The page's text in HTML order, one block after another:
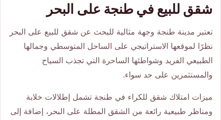
شقق للبيع في طنجة على البحر
تعتبر مدينة طنجة وجهة مثالية للبحث عن شقق للبيع على البحر
نظرًا لموقعها الاستراتيجي على الساحل المتوسطي وجمالها
الطبيعي الفريد وشواطئها الساحرة التي تجذب السياح
والمستثمرين على حد سواء.
ميزات امتلاك شقق للكراء في طنجة تشمل إطلالات خلابة
ومناظر طبيعية رائعة من الشقق المطلة على البحر، إضافة إلى